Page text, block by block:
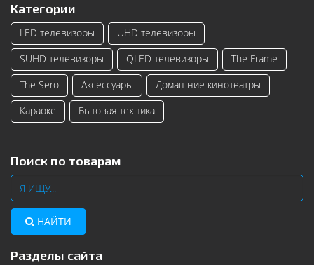
Категории
LED телевизоры
UHD телевизоры
SUHD телевизоры
QLED телевизоры
The Frame
The Sero
Аксессуары
Домашние кинотеатры
Караоке
Бытовая техника
Поиск по товарам
НАЙТИ
Разделы сайта